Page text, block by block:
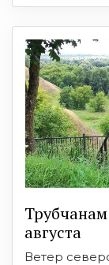
августа
Ветер